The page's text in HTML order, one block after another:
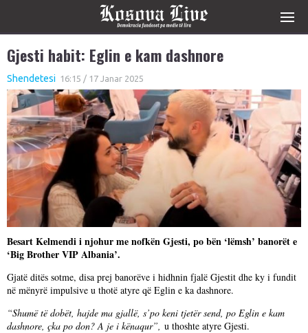
Gjesti habit: Eglin e kam dashnore
Shendetesi 16:15 / 17 Janar 2025
Besart Kelmendi i njohur me nofkën Gjesti, po bën ‘lëmsh’ banorët e
‘Big Brother VIP Albania’.
Gjatë ditës sotme, disa prej banorëve i hidhnin fjalë Gjestit dhe ky i fundit
në mënyrë impulsive u thotë atyre që Eglin e ka dashnore.
“Shumë të dobët, hajde ma gjallë, s’po keni tjetër send, po Eglin e kam
dashnore, çka po don? A je i kënaqur”, u thoshte atyre Gjesti.